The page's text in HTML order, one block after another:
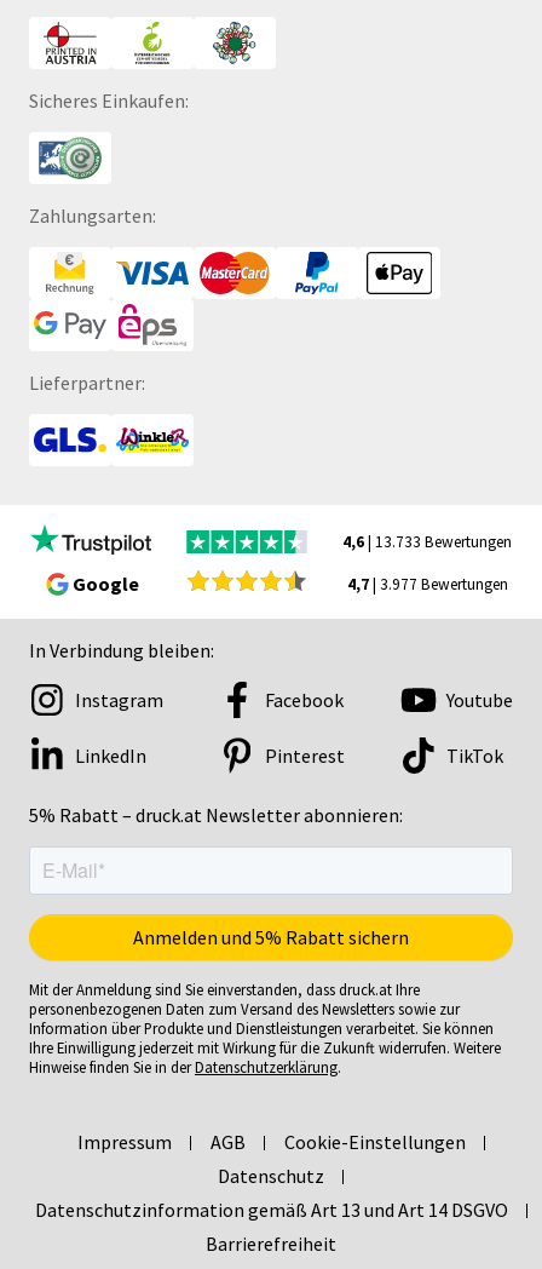
Sicheres Einkaufen:
Zahlungsarten:
Lieferpartner:
4,6| 13.733 Bewertungen
Google 4,7| 3.977 Bewertungen
In Verbindung bleiben:
5% Rabatt – druck.at Newsletter abonnieren:
Instagram Facebook Youtube
LinkedIn Pinterest TikTok
Mit der Anmeldung sind Sie einverstanden, dass druck.at Ihre
personenbezogenen Daten zum Versand des Newsletters sowie zur
Information über Produkte und Dienstleistungen verarbeitet. Sie können
Ihre Einwilligung jederzeit mit Wirkung für die Zukunft widerrufen. Weitere
Hinweise finden Sie in derDatenschutzerklärung.
Impressum AGB
Cookie-Einstellungen
Datenschutz
Datenschutzinformation gemäß Art 13 und Art 14 DSGVO
Barrierefreiheit